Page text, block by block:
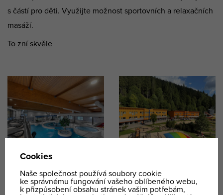
s částí pro děti. Využijte možnost sportovních a relaxačních
masáží.
To zní skvěle